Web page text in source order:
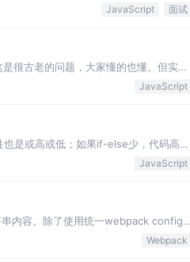
么时间准备和复盘，一环接着一环的，
JavaScript 面试
很古老的问题，大家懂的也懂。但实际
来辅助这个过程。刷算法题的时
JavaScript
是或高或低；如果if-else少，代码高度
有几种情况 这种情况，if精简不精简，
JavaScript
内容。除了使用统一webpack config
用webpack.config文件统一配置loader
Webpack